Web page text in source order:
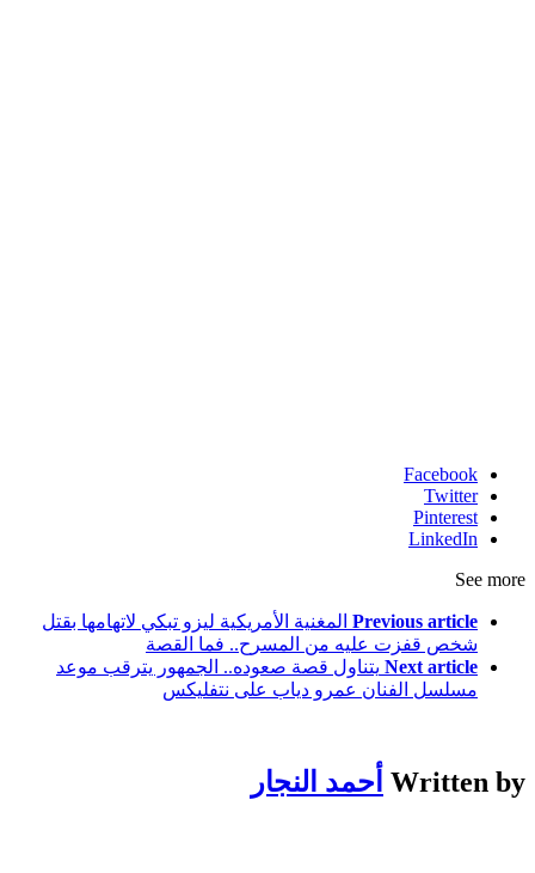
Facebook
Twitter
Pinterest
LinkedIn
See more
Previous article المغنية الأمريكية ليزو تبكي لاتهامها بقتل
شخص قفزت عليه من المسرح.. فما القصة
Next article يتناول قصة صعوده.. الجمهور يترقب موعد
مسلسل الفنان عمرو دياب على نتفليكس
Written by أحمد النجار